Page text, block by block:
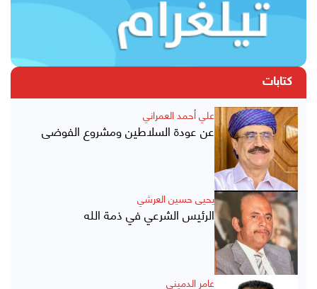
كتابات
علي أحمد العمراني
عن عودة السلاطين ومشروع الفوضى
يحيى حسين العرشي
الرئيس الشرعي في ذمة الله
عامر الدميني